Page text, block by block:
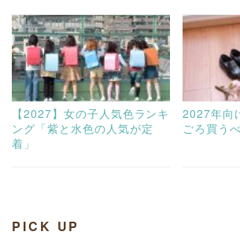
【2027】女の子人気色ランキ
ング「紫と水色の人気が定
着」
2027年向
ごろ買う
PICK UP